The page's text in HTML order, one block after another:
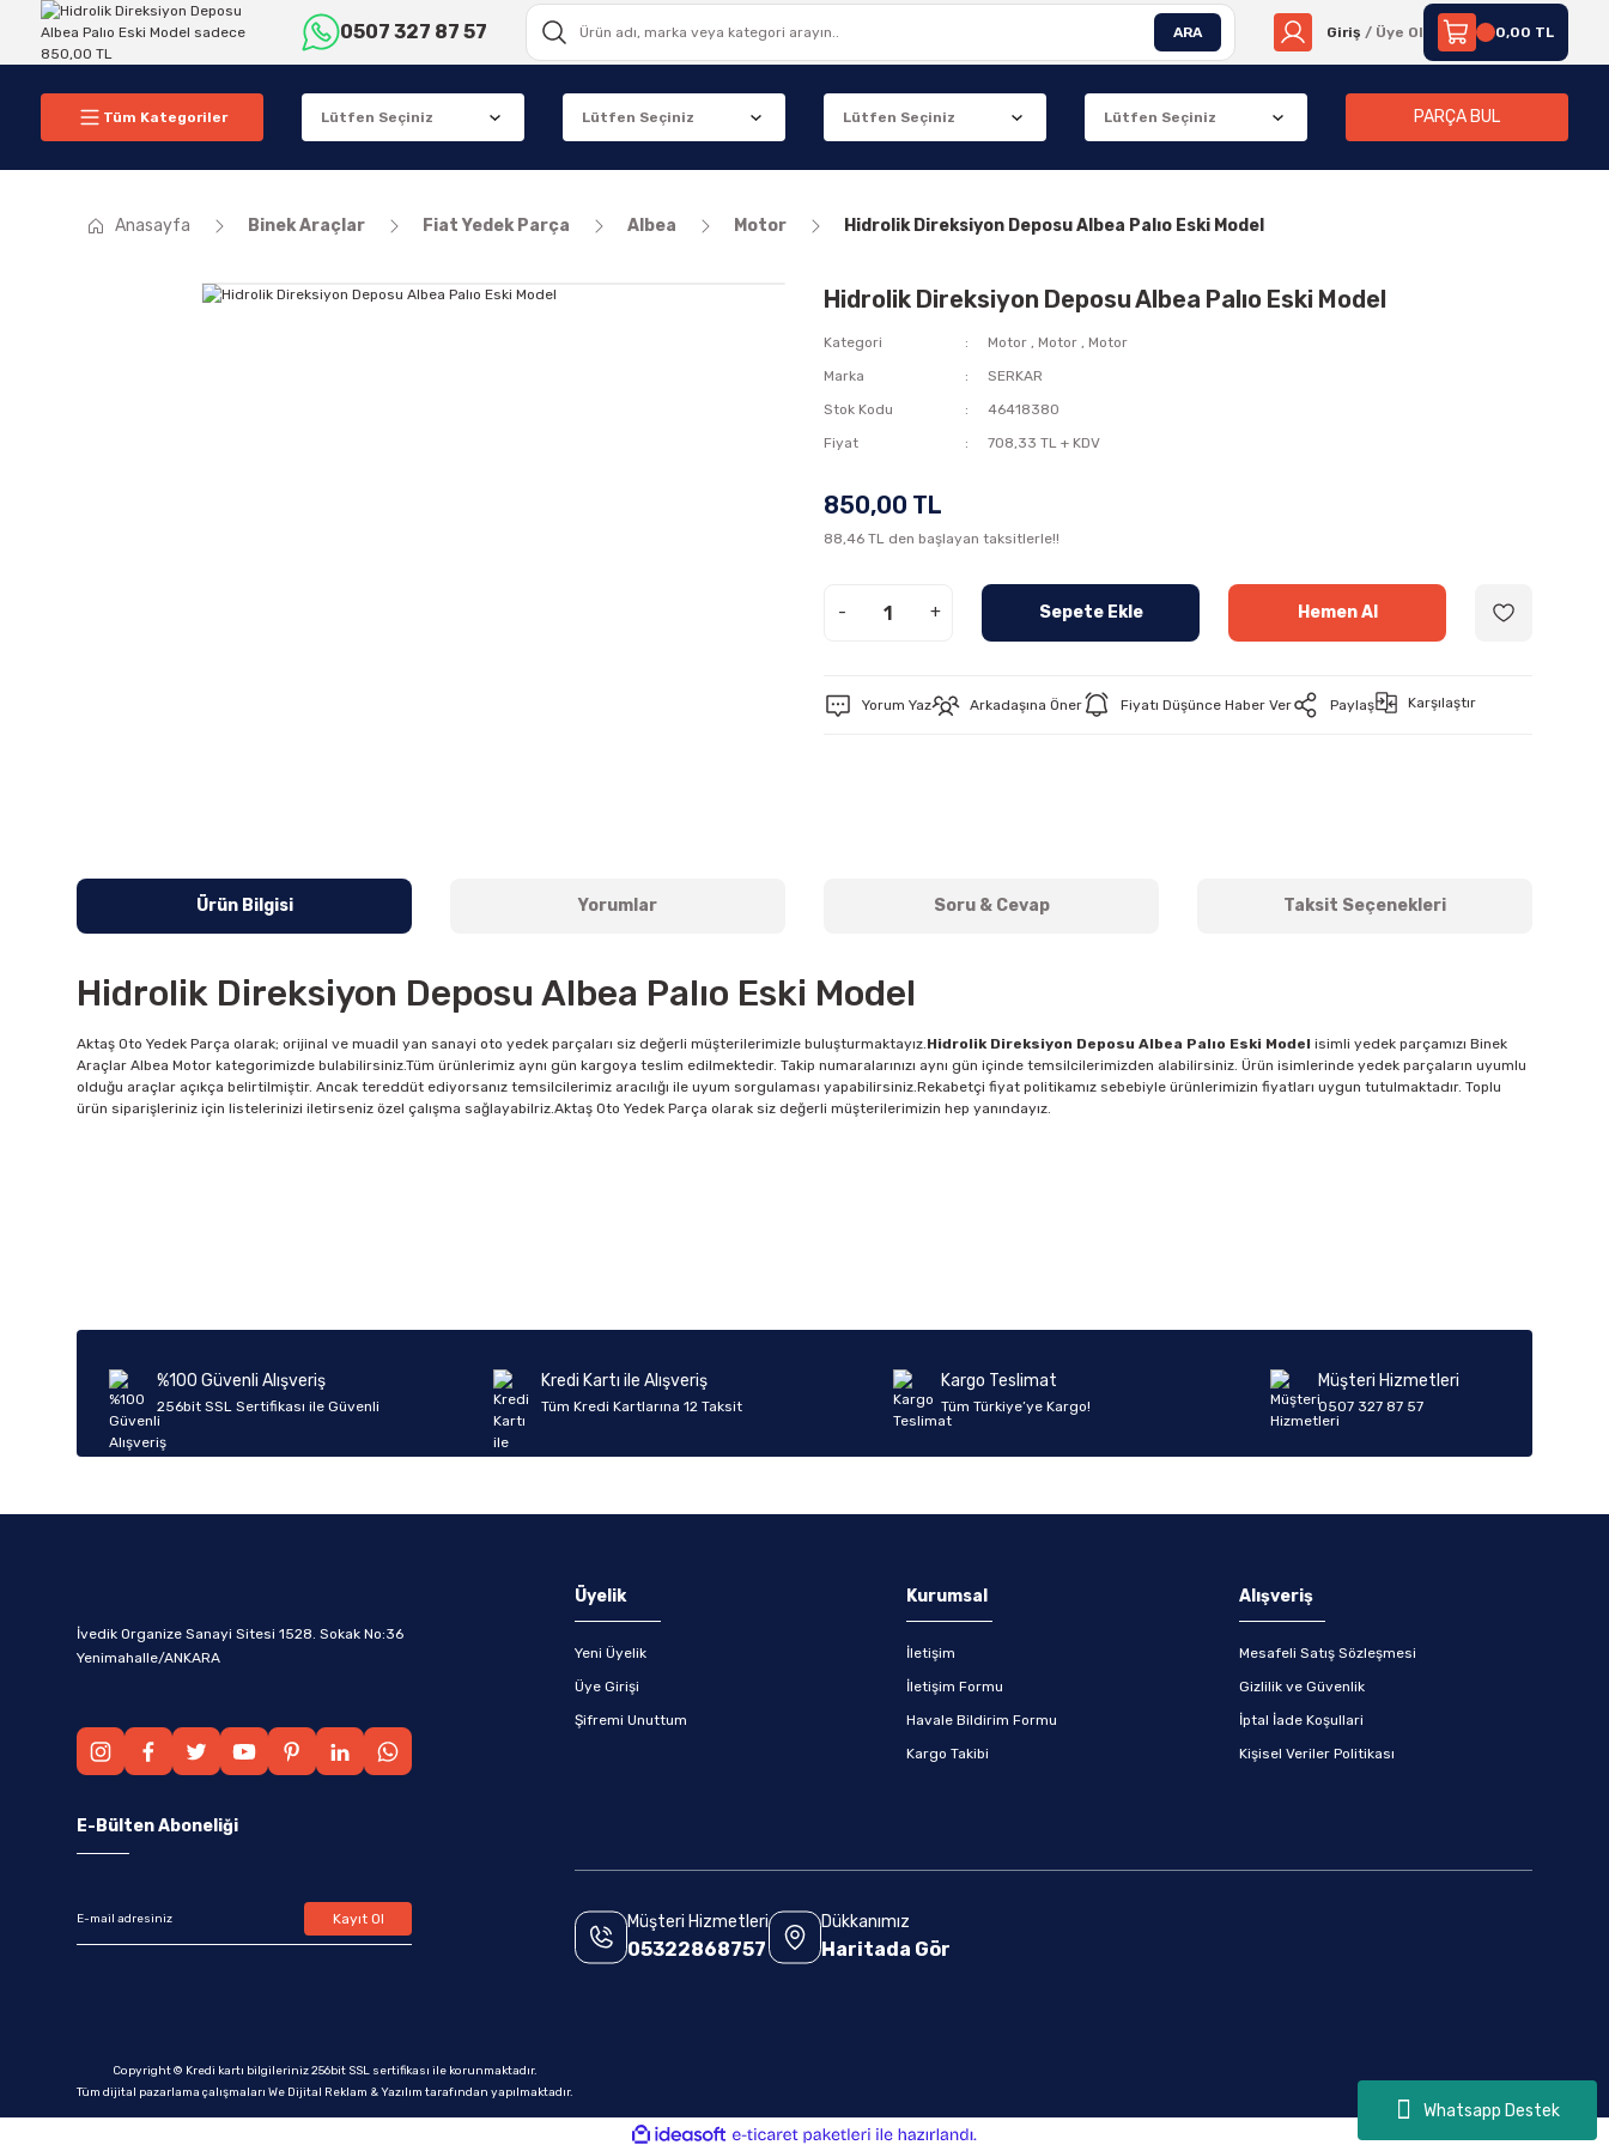
Whatsapp Destek
0507 327 87 57 ARA Giriş / Üye Ol 0,00 TL
Tüm Kategoriler PARÇA BUL
Anasayfa Binek Araçlar Fiat Yedek Parça Albea Motor Hidrolik Direksiyon Deposu Albea Palıo Eski Model
Hidrolik Direksiyon Deposu Albea Palıo Eski Model
Kategori Motor , Motor , Motor
Marka
SERKAR
Stok Kodu
46418380
Fiyat
708,33 TL + KDV
850,00 TL
88,46 TL den başlayan taksitlerle!!
- + Sepete Ekle Hemen Al
Yorum Yaz Arkadaşına Öner Fiyatı Düşünce Haber Ver Paylaş Karşılaştır
Ürün Bilgisi Yorumlar Soru & Cevap Taksit Seçenekleri
Hidrolik Direksiyon Deposu Albea Palıo Eski Model
Aktaş Oto Yedek Parça olarak; orijinal ve muadil yan sanayi oto yedek parçaları siz değerli müşterilerimizle buluşturmaktayız.Hidrolik Direksiyon Deposu Albea Palıo Eski Model isimli yedek parçamızı Binek
Araçlar Albea Motor kategorimizde bulabilirsiniz.Tüm ürünlerimiz aynı gün kargoya teslim edilmektedir. Takip numaralarınızı aynı gün içinde temsilcilerimizden alabilirsiniz. Ürün isimlerinde yedek parçaların uyumlu
olduğu araçlar açıkça belirtilmiştir. Ancak tereddüt ediyorsanız temsilcilerimiz aracılığı ile uyum sorgulaması yapabilirsiniz.Rekabetçi fiyat politikamız sebebiyle ürünlerimizin fiyatları uygun tutulmaktadır. Toplu
ürün siparişleriniz için listelerinizi iletirseniz özel çalışma sağlayabilriz.Aktaş Oto Yedek Parça olarak siz değerli müşterilerimizin hep yanındayız.
%100 Güvenli Alışveriş
256bit SSL Sertifikası ile Güvenli
Kredi Kartı ile Alışveriş
Tüm Kredi Kartlarına 12 Taksit
Kargo Teslimat
Tüm Türkiye’ye Kargo!
Müşteri Hizmetleri
0507 327 87 57
İvedik Organize Sanayi Sitesi 1528. Sokak No:36
Yenimahalle/ANKARA
Üyelik
Yeni Üyelik
Üye Girişi
Şifremi Unuttum
Kurumsal
İletişim
İletişim Formu
Havale Bildirim Formu
Kargo Takibi
Alışveriş
Mesafeli Satış Sözleşmesi
Gizlilik ve Güvenlik
İptal İade Koşullari
Kişisel Veriler Politikası
E-Bülten Aboneliği
Kayıt Ol Müşteri Hizmetleri
05322868757
Dükkanımız
Haritada Gör
Copyright © Kredi kartı bilgileriniz 256bit SSL sertifikası ile korunmaktadır.
Tüm dijital pazarlama çalışmaları We Dijital Reklam & Yazılım tarafından yapılmaktadır.
ideasoft e-